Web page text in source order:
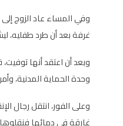
وفي المساء عاد الزوج
غرفة بعد أن طرد طفليه،
وبعد أن اعتقد أنها
وحدة الحماية المدنية،
وعلى الفور، انتقل رجال
غارقة في دمائها